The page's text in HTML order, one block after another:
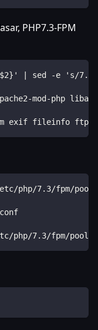
PHP7.3-FPM
| sed -e 's/
mod-php
exif fileinfo ftp gd
php/7.3/fpm/
php/7.3/fpm/